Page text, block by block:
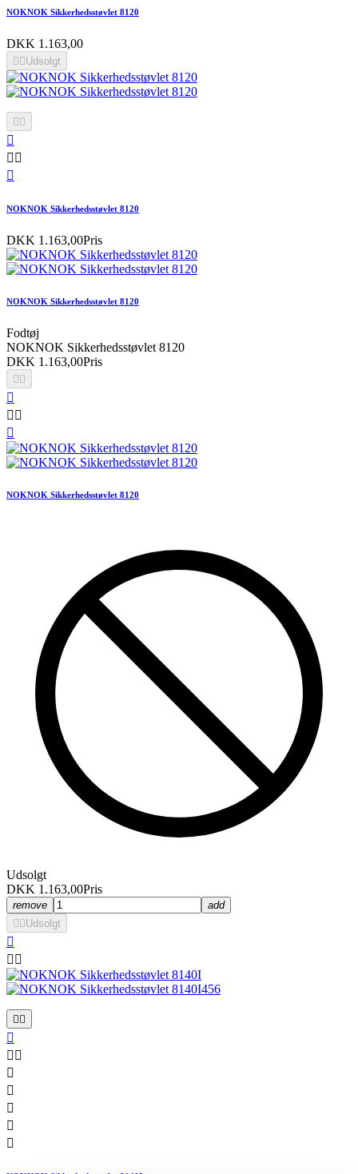
NOKNOK Sikkerhedsstøvlet 8120
DKK 1.163,00
  Udsolgt
 

 

NOKNOK Sikkerhedsstøvlet 8120
DKK 1.163,00Pris
NOKNOK Sikkerhedsstøvlet 8120
Fodtøj
NOKNOK Sikkerhedsstøvlet 8120
DKK 1.163,00Pris


 

NOKNOK Sikkerhedsstøvlet 8120
Udsolgt
DKK 1.163,00Pris
remove
add
Udsolgt

 


 




